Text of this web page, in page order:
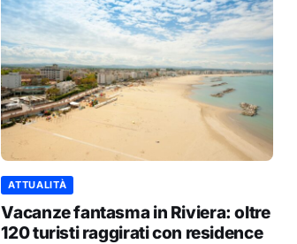
ATTUALITÀ
Vacanze fantasma in Riviera: oltre
120 turisti raggirati con residence